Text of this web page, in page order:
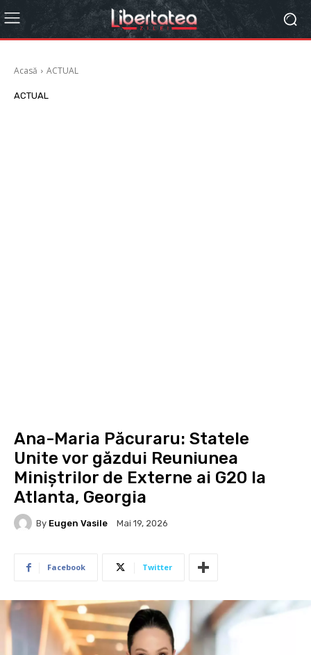
Acasă ACTUAL
ACTUAL
Ana-Maria Păcuraru: Statele
Unite vor găzdui Reuniunea
Miniștrilor de Externe ai G20 la
Atlanta, Georgia
By Eugen Vasile Mai 19, 2026
Facebook Twitter